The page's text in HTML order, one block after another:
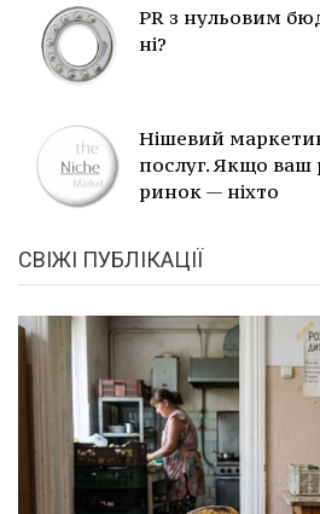
PR з нульовим
ні?
Нішевий
послуг. Якщо ваш
ринок — ніхто
СВІЖІ ПУБЛІКАЦІЇ